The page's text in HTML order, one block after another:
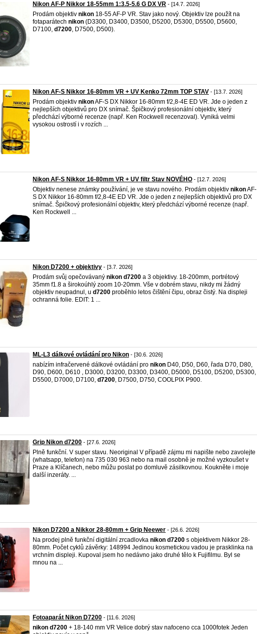
Nikon AF-P Nikkor 18-55mm 1:3.5-5.6 G DX VR - [14.7. 2026]
Prodám objektiv nikon 18-55 AF-P VR. Stav jako nový. Objektiv lze použít na
fotaparátech nikon (D3300, D3400, D3500, D5200, D5300, D5500, D5600,
D7100, d7200, D7500, D500).
Nikon AF-S Nikkor 16-80mm VR + UV Kenko 72mm TOP STAV - [13.7. 2026]
Prodám objektiv nikonAF-S DX Nikkor 16-80mm f/2,8-4E ED VR. Jde o jeden z
nejlepších objektivů pro DX snímač. Špičkový profesionální objektiv, který
předchází výborné recenze (např. Ken Rockwell recenzoval). Vyniká velmi
vysokou ostrostí i v rozích ...
Nikon AF-S Nikkor 16-80mm VR + UV filtr Stav NOVÉHO - [12.7. 2026]
Objektiv nenese známky používání, je ve stavu nového. Prodám objektiv nikonAF-
S DX Nikkor 16-80mm f/2,8-4E ED VR. Jde o jeden z nejlepších objektivů pro DX
snímač. Špičkový profesionální objektiv, který předchází výborné recenze (např.
Ken Rockwell ...
Nikon D7200 + objektivy - [3.7. 2026]
Prodám svůj opečovávaný nikon d7200 a 3 objektivy. 18-200mm, portrétový
35mm f1.8 a širokoúhlý zoom 10-20mm. Vše v dobrém stavu, nikdy mi žádný
objektiv neupadnul, u d7200 proběhlo letos čištění čipu, obraz čistý. Na displeji
ochranná folie. EDIT: 1 ...
ML-L3 dálkové ovládání pro Nikon - [30.6. 2026]
nabízím infračervené dálkové ovládání pro nikon D40, D50, D60, řada D70, D80,
D90, D600, D610 , D3000, D3200, D3300, D3400, D5000, D5100, D5200, D5300,
D5500, D7000, D7100, d7200, D7500, D750, COOLPIX P900.
Grip Nikon d7200 - [27.6. 2026]
Plně funkční. V super stavu. Neoriginal V případě zájmu mi napište nebo zavolejte
(whatsapp, telefon) na 735 030 963 nebo na mail osobně je možné vyzkoušet v
Praze a Klíčanech, nebo můžu poslat po domluvě zásilkovnou. Koukněte i moje
další inzeráty. ...
Nikon D7200 a Nikkor 28-80mm + Grip Neewer - [26.6. 2026]
Na prodej plně funkční digitální zrcadlovka nikon d7200 s objektivem Nikkor 28-
80mm. Počet cyklů závěrky: 148994 Jedinou kosmetickou vadou je prasklinka na
vrchním displeji. Kupoval jsem ho nedávno jako druhé tělo k Fujifilmu. Byl se
mnou na ...
Fotoaparát Nikon D7200 - [11.6. 2026]
nikon d7200 + 18-140 mm VR Velice dobrý stav nafoceno cca 1000fotek Jeden